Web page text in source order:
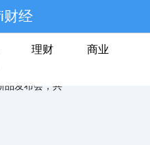
财经
理财
商业